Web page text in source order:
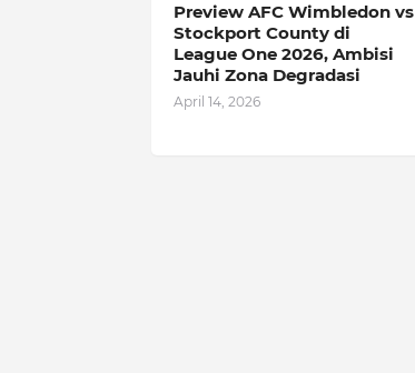
Preview AFC Wimbledon vs
Stockport County di
League One 2026, Ambisi
Jauhi Zona Degradasi
April 14, 2026